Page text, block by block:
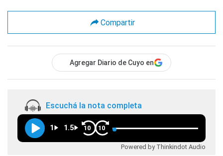
Compartir
Agregar Diario de Cuyo en
Escuchá la nota completa
1 1.5 10 10
Powered by Thinkindot Audio